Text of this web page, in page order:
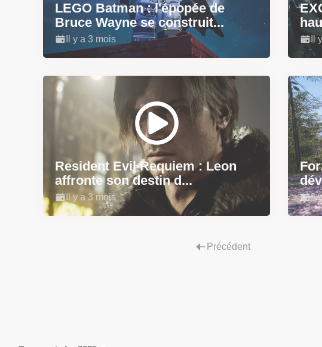
LEGO Batman : l'épopée de
Bruce Wayne se construit...
Il y a 3 mois Il
Resident Evil Requiem : Leon
affronte son destin d...
Il y a 3 mois Il
Précédent